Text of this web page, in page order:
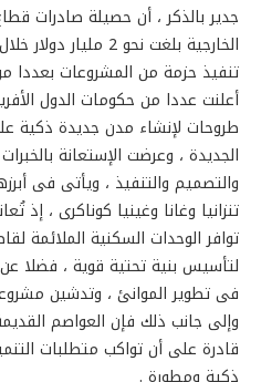
جدير بالذكر ، أن حصيلة صادرات
الخارجية بلغت نحو 2
تنفيذ حزمة من المشروعات بعددا
أعلنت عددا من حكومات الدول
طروحات لإنشاء مدن جديدة ذكية
الجديدة ، وعرضت الإستعانة
والتصميم والتنفيذ ، ويأتى فى
تنزانيا وغانا وغينيا كوناكرى ،
توافر الوحدات السكنية الملائمة
لتأسيس بنية تحتية قوية ، فضلا
فى تطوير الموانئ ، وتدشين
وإلى جانب ذلك فإن العواصم
قادرة على أن تواكب متطلبات